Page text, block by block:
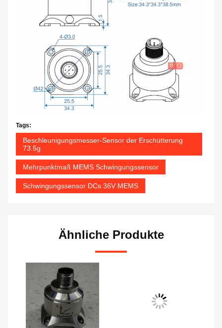
Tags:
Beschleunigungsmesser-Sensor der Erschütterung
73.5g
Mehrpunktmaß MEMS Schwingungssensor
Schwingungssensor DCs 36V MEMS
Ähnliche Produkte